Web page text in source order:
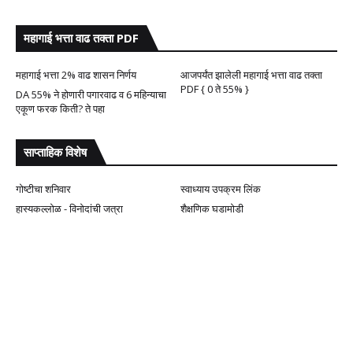
महागाई भत्ता वाढ तक्ता PDF
महागाई भत्ता 2% वाढ शासन निर्णय
आजपर्यंत झालेली महागाई भत्ता वाढ तक्ता
PDF { 0 ते 55% }
DA 55% ने होणारी पगारवाढ व 6 महिन्याचा
एकूण फरक किती? ते पहा
साप्ताहिक विशेष
गोष्टीचा शनिवार
स्वाध्याय उपक्रम लिंक
हास्यकल्लोळ - विनोदांची जत्रा
शैक्षणिक घडामोडी